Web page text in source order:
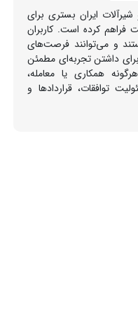
ایران بستری برای
فراهم کرده است. کاربران
و می‌توانند فرصت‌های
داشتن تجربه‌ای مطمئن
همکاری یا معامله،
توافقات، قراردادها و